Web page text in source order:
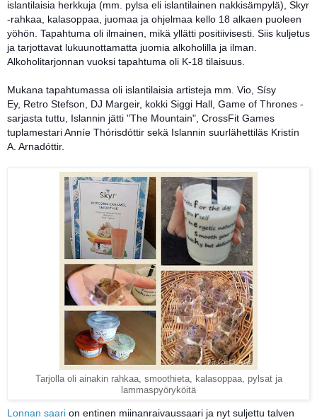
islantilaisia herkkuja (mm. pylsa eli islantilainen nakkisämpylä), Skyr
-rahkaa, kalasoppaa, juomaa ja ohjelmaa kello 18 alkaen puoleen
yöhön. Tapahtuma oli ilmainen, mikä yllätti positiivisesti. Siis kuljetus
ja tarjottavat lukuunottamatta juomia alkoholilla ja ilman.
Alkoholitarjonnan vuoksi tapahtuma oli K-18 tilaisuus.
Mukana tapahtumassa oli islantilaisia artisteja mm. Vio, Sísy
Ey, Retro Stefson, DJ Margeir, kokki Siggi Hall, Game of Thrones -
sarjasta tuttu, Islannin jätti "The Mountain", CrossFit Games
tuplamestari Anníe Thórisdóttir sekä Islannin suurlähettiläs Kristín
A. Arnadóttir.
Tarjolla oli ainakin rahkaa, smoothieta, kalasoppaa, pylsat ja
lammaspyöryköitä
Lonnan saari on entinen miinanraivaussaari ja nyt suljettu talven